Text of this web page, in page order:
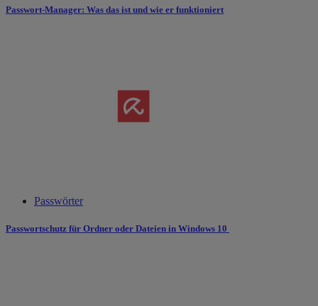
Passwort-Manager: Was das ist und wie er funktioniert
Passwörter
Passwortschutz für Ordner oder Dateien in Windows 10